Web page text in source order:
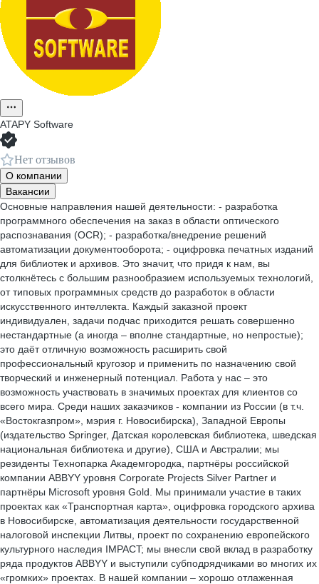
ATAPY Software
Нет отзывов
О компании
Вакансии
Основные направления нашей деятельности: - разработка
программного обеспечения на заказ в области оптического
распознавания (OCR); - разработка/внедрение решений
автоматизации документооборота; - оцифровка печатных изданий
для библиотек и архивов. Это значит, что придя к нам, вы
столкнётесь с большим разнообразием используемых технологий,
от типовых программных средств до разработок в области
искусственного интеллекта. Каждый заказной проект
индивидуален, задачи подчас приходится решать совершенно
нестандартные (а иногда – вполне стандартные, но непростые);
это даёт отличную возможность расширить свой
профессиональный кругозор и применить по назначению свой
творческий и инженерный потенциал. Работа у нас – это
возможность участвовать в значимых проектах для клиентов со
всего мира. Среди наших заказчиков - компании из России (в т.ч.
«Востокгазпром», мэрия г. Новосибирска), Западной Европы
(издательство Springer, Датская королевская библиотека, шведская
национальная библиотека и другие), США и Австралии; мы
резиденты Технопарка Академгородка, партнёры российской
компании ABBYY уровня Corporate Projects Silver Partner и
партнёры Microsoft уровня Gold. Мы принимали участие в таких
проектах как «Транспортная карта», оцифровка городского архива
в Новосибирске, автоматизация деятельности государственной
налоговой инспекции Литвы, проект по сохранению европейского
культурного наследия IMPACT; мы внесли свой вклад в разработку
ряда продуктов ABBYY и выступили субподрядчиками во многих их
«громких» проектах. В нашей компании – хорошо отлаженная